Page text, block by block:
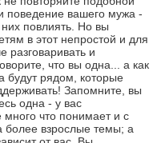
поведение вашего мужа -
повлиять. Но вы
в этот непростой и для
разговаривать и
что вы одна... а как
будут рядом, которые
Запомните, вы
одна - у вас
много что понимает и с
более взрослые темы; а